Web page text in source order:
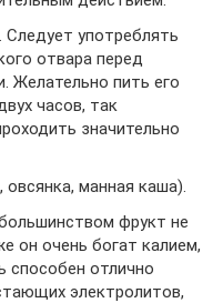
Следует употреблять
отвара перед
Желательно пить его
часов, так
значительно
манная каша).
фрукт не
он очень богат калием,
способен отлично
электролитов,